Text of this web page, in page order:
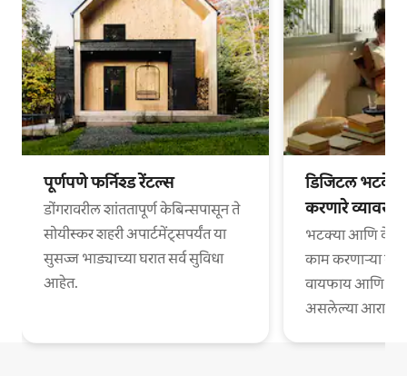
पूर्णपणे फर्निश्ड रेंटल्स
डोंगरावरील शांततापूर्ण केबिन्सपासून ते
सोयीस्कर शहरी अपार्टमेंट्सपर्यंत या
सुसज्ज भाड्याच्या घरात सर्व सुविधा
आहेत.
डिजिटल भटके
करणारे
भटक्या आणि
काम करणाऱ्या
वायफाय आणि
असलेल्या